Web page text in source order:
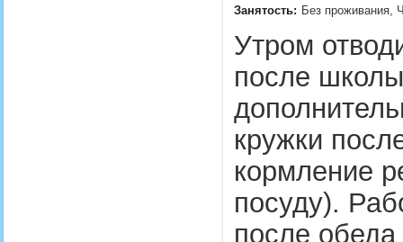
Занятость: Без проживания,
Утром
после
кружки
кормление
посуду).
после